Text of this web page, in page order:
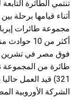
تنتمي الطائرة
أثناء قيامها برحلة
الشركة الأوروبية